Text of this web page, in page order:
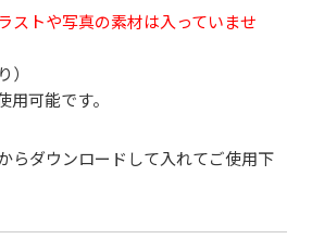
ストや写真の素材は入っていませ
）
可能です。
らダウンロードして入れてご使用下